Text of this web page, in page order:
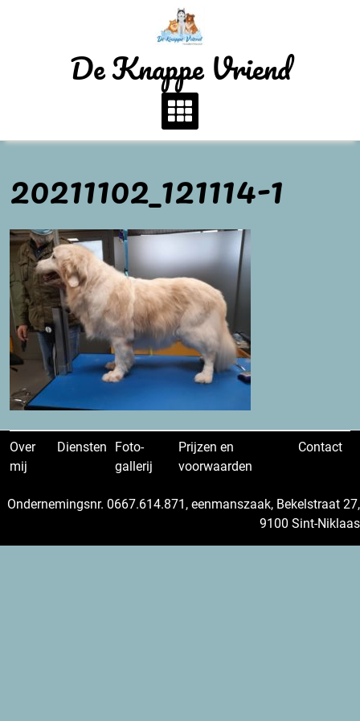
De Knappe Vriend
20211102_121114-1
Over
mij
Diensten
Foto-
gallerij
Prijzen en
voorwaarden
Contact
Ondernemingsnr. 0667.614.871, eenmanszaak, Bekelstraat 27,
9100 Sint-Niklaas